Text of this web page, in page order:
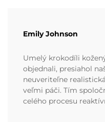
Emily Johnson
Umelý krokodíli
objednali, presiahol
neuveriteľne
veľmi páči. Tím
celého procesu